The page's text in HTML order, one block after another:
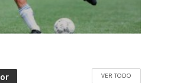
VER TODO